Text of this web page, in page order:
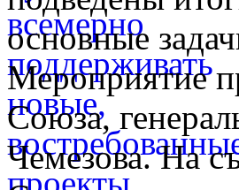
основные
Мероприятие
Союза,
Чемезова. На